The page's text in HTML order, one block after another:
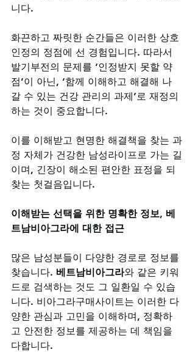
니다.
화끈하고 짜릿한 순간들은 이러한 상호
인정의 정점에 선 경험입니다. 따라서
발기부전의 문제를 ‘인정받지 못할 약
점’이 아닌, ‘함께 이해하고 해결해 나
갈 수 있는 건강 관리의 과제’로 재정의
하는 것이 중요합니다.
이를 이해받고 현명한 해결책을 찾는 과
정 자체가 건강한 남성라이프로 가는 길
이며, 긴장이 해소된 편안한 표정을 되
찾는 첫걸음입니다.
이해받는 선택을 위한 명확한 정보, 베
트남비아그라에 대한 접근
많은 남성분들이 다양한 경로로 정보를
찾습니다. 베트남비아그라와 같은 키워
드로 검색하는 것도 그 일환일 수 있습
니다. 비아그라구매사이트는 이러한 다
양한 관심과 고민을 이해하며, 정확하
고 안전한 정보를 제공하는 데 책임을
다합니다.